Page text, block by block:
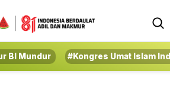
BI Mundur #Kongres Umat Islam